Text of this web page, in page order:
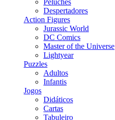
Peluches
Despertadores
Action Figures
Jurassic World
DC Comics
Master of the Universe
Lightyear
Puzzles
Adultos
Infantis
Jogos
Didáticos
Cartas
Tabuleiro